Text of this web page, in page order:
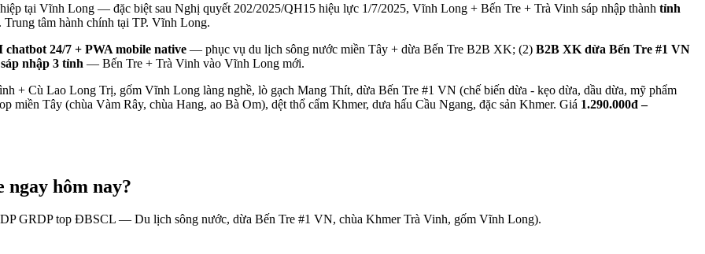
tại Vĩnh Long — đặc biệt sau Nghị quyết 202/2025/QH15 hiệu lực 1/7/2025, Vĩnh Long + Bến Tre + Trà Vinh sáp nhập thành tỉnh
Trung tâm hành chính tại TP. Vĩnh Long.
chatbot 24/7 + PWA mobile native — phục vụ du lịch sông nước miền Tây + dừa Bến Tre B2B XK; (2) B2B XK dừa Bến Tre #1 VN
nhập 3 tỉnh — Bến Tre + Trà Vinh vào Vĩnh Long mới.
+ Cù Lao Long Trị, gốm Vĩnh Long làng nghề, lò gạch Mang Thít, dừa Bến Tre #1 VN (chế biến dừa - kẹo dừa, dầu dừa, mỹ phẩm
Tây (chùa Vàm Rây, chùa Hang, ao Bà Om), dệt thổ cẩm Khmer, dưa hấu Cầu Ngang, đặc sản Khmer. Giá 1.290.000đ –
ngay hôm nay?
GRDP top ĐBSCL — Du lịch sông nước, dừa Bến Tre #1 VN, chùa Khmer Trà Vinh, gốm Vĩnh Long).